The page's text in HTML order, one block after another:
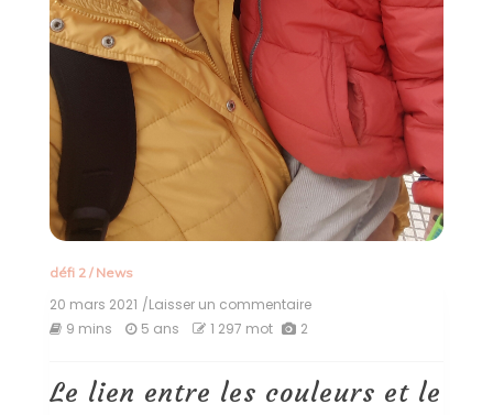
défi 2/ News
20 mars 2021 /Laisser un commentaireon
les
couleurs
9 mins 5 ans 1 297 mot 2
Le lien entre les couleurs et le